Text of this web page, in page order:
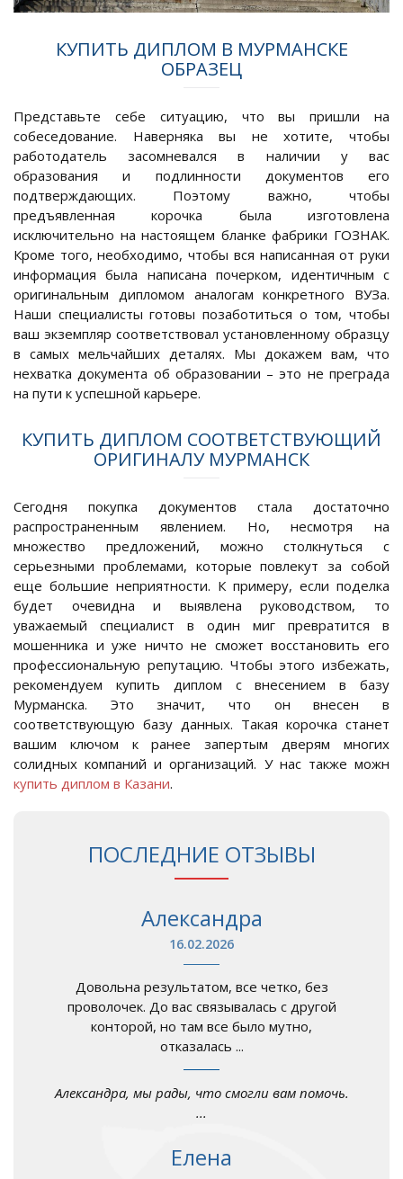
КУПИТЬ ДИПЛОМ В МУРМАНСКЕ
ОБРАЗЕЦ
Представьте себе ситуацию, что вы пришли на
собеседование. Наверняка вы не хотите, чтобы
работодатель засомневался в наличии у вас
образования и подлинности документов его
подтверждающих. Поэтому важно, чтобы
предъявленная корочка была изготовлена
исключительно на настоящем бланке фабрики ГОЗНАК.
Кроме того, необходимо, чтобы вся написанная от руки
информация была написана почерком, идентичным с
оригинальным дипломом аналогам конкретного ВУЗа.
Наши специалисты готовы позаботиться о том, чтобы
ваш экземпляр соответствовал установленному образцу
в самых мельчайших деталях. Мы докажем вам, что
нехватка документа об образовании – это не преграда
на пути к успешной карьере.
КУПИТЬ ДИПЛОМ СООТВЕТСТВУЮЩИЙ
ОРИГИНАЛУ МУРМАНСК
Сегодня покупка документов стала достаточно
распространенным явлением. Но, несмотря на
множество предложений, можно столкнуться с
серьезными проблемами, которые повлекут за собой
еще большие неприятности. К примеру, если поделка
будет очевидна и выявлена руководством, то
уважаемый специалист в один миг превратится в
мошенника и уже ничто не сможет восстановить его
профессиональную репутацию. Чтобы этого избежать,
рекомендуем купить диплом с внесением в базу
Мурманска. Это значит, что он внесен в
соответствующую базу данных. Такая корочка станет
вашим ключом к ранее запертым дверям многих
солидных компаний и организаций. У нас также можн
купить диплом в Казани.
ПОСЛЕДНИЕ ОТЗЫВЫ
Александра
16.02.2026
Довольна результатом, все четко, без
проволочек. До вас связывалась с другой
конторой, но там все было мутно,
отказалась ...
Александра, мы рады, что смогли вам помочь.
...
Елена